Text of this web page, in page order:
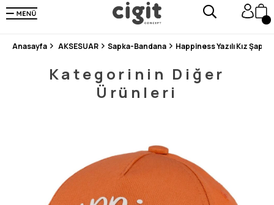
250.000'DEN FAZLA DEĞERLENDİRMEDE 5 ÜZERİNDEN 4.8 PUAN ALDI ⭐⭐⭐⭐⭐
3 MİLYONDAN FAZLA MUTLU MÜŞTERİ ❤️ 10 MİLYON ÜRÜN
Anasayfa AKSESUAR Sapka-Bandana Happiness Yazılı Kız
Kategorinin Diğer
Ürünleri